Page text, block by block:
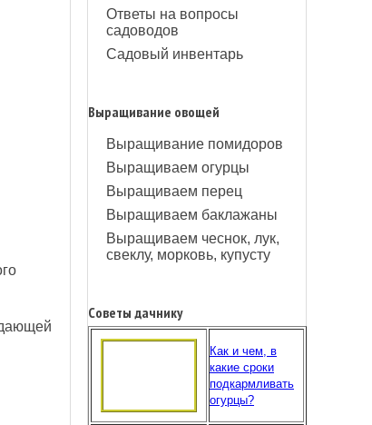
Ответы на вопросы
садоводов
Садовый инвентарь
Выращивание овощей
Выращивание помидоров
Выращиваем огурцы
Выращиваем перец
Выращиваем баклажаны
Выращиваем чеснок, лук,
свеклу, морковь, купусту
Советы дачнику
Как и чем, в
какие сроки
подкармливать
огурцы?